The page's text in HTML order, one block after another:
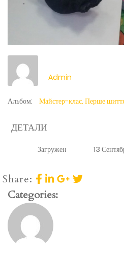
Admin
Альбом: Майстер-клас. Перше
ДЕТАЛИ
Загружен 13
Share:
Categories: